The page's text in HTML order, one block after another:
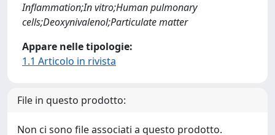
Inflammation;In vitro;Human pulmonary
cells;Deoxynivalenol;Particulate matter
Appare nelle tipologie:
1.1 Articolo in rivista
File in questo prodotto:
Non ci sono file associati a questo prodotto.